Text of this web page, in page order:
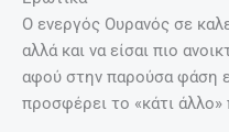
Ο ενεργός Ουρανός σε
αλλά και να είσαι πιο
αφού στην παρούσα φάση
προσφέρει το «κάτι άλλο»